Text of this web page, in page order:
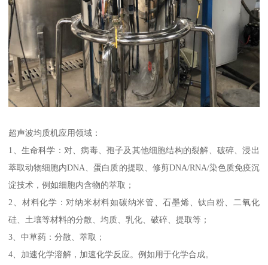
超声波均质机应用领域：
1、生命科学：对、病毒、孢子及其他细胞结构的裂解、破碎、浸出
萃取动物细胞内DNA、蛋白质的提取、修剪DNA/RNA/染色质免疫沉
淀技术，例如细胞内含物的萃取；
2、材料化学：对纳米材料如碳纳米管、石墨烯、钛白粉、二氧化
硅、土壤等材料的分散、均质、乳化、破碎、提取等；
3、中草药：分散、萃取；
4、加速化学溶解，加速化学反应。例如用于化学合成。